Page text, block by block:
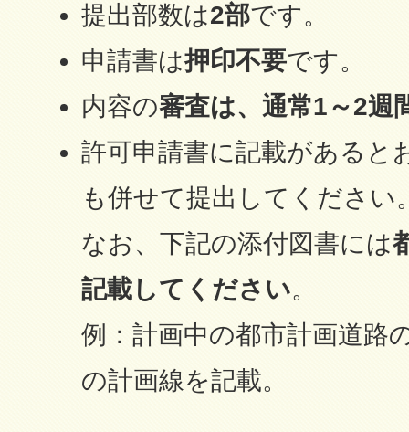
提出部数は2部です。
申請書は押印不要です。
内容の審査は、通常1～2週
許可申請書に記載があると
も併せて提出してください
なお、下記の添付図書には
記載してください。
例：計画中の都市計画道路
の計画線を記載。